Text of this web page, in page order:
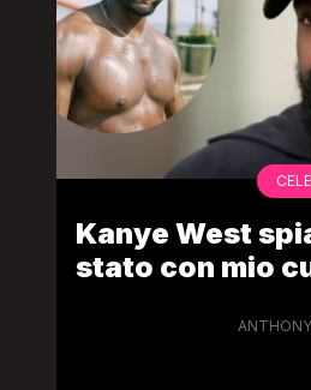
Kanye West
stato con mio